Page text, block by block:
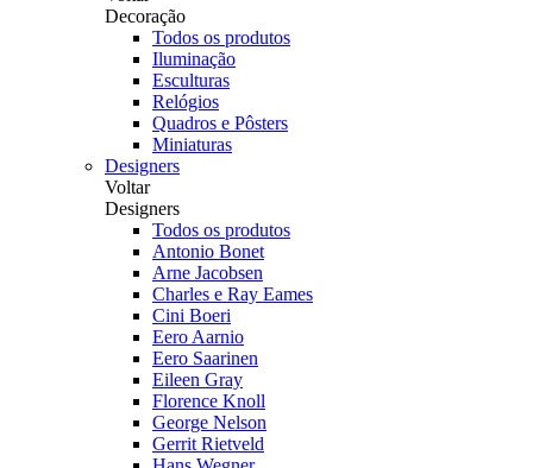
Decoração
Todos os produtos
Iluminação
Esculturas
Relógios
Quadros e Pôsters
Miniaturas
Designers
Voltar
Designers
Todos os produtos
Antonio Bonet
Arne Jacobsen
Charles e Ray Eames
Cini Boeri
Eero Aarnio
Eero Saarinen
Eileen Gray
Florence Knoll
George Nelson
Gerrit Rietveld